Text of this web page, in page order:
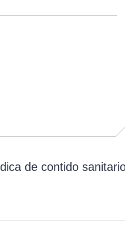
de contido